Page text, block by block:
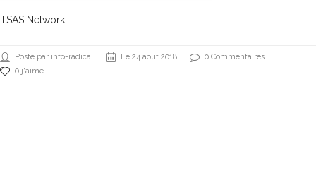
TSAS Network
Posté par info-radical Le 24 août 2018
0 Commentaires
0 j'aime